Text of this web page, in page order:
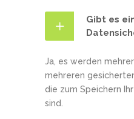
Gibt es
Ja, es werden
mehreren
die zum Speichern
sind.